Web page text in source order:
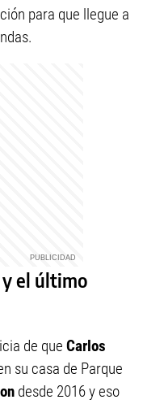
para que llegue a
el último
de que Carlos
su casa de Parque
desde 2016 y eso